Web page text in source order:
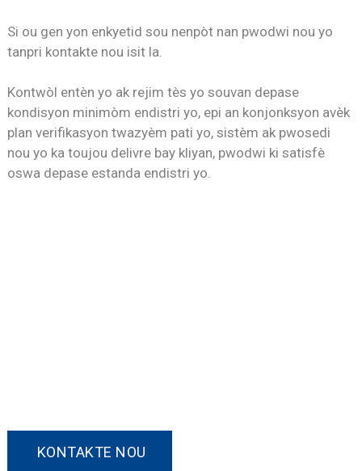
Si ou gen yon enkyetid sou nenpòt nan pwodwi nou yo
tanpri kontakte nou isit la.
Kontwòl entèn yo ak rejim tès yo souvan depase
kondisyon minimòm endistri yo, epi an konjonksyon avèk
plan verifikasyon twazyèm pati yo, sistèm ak pwosedi
nou yo ka toujou delivre bay kliyan, pwodwi ki satisfè
oswa depase estanda endistri yo.
KONTAKTE NOU